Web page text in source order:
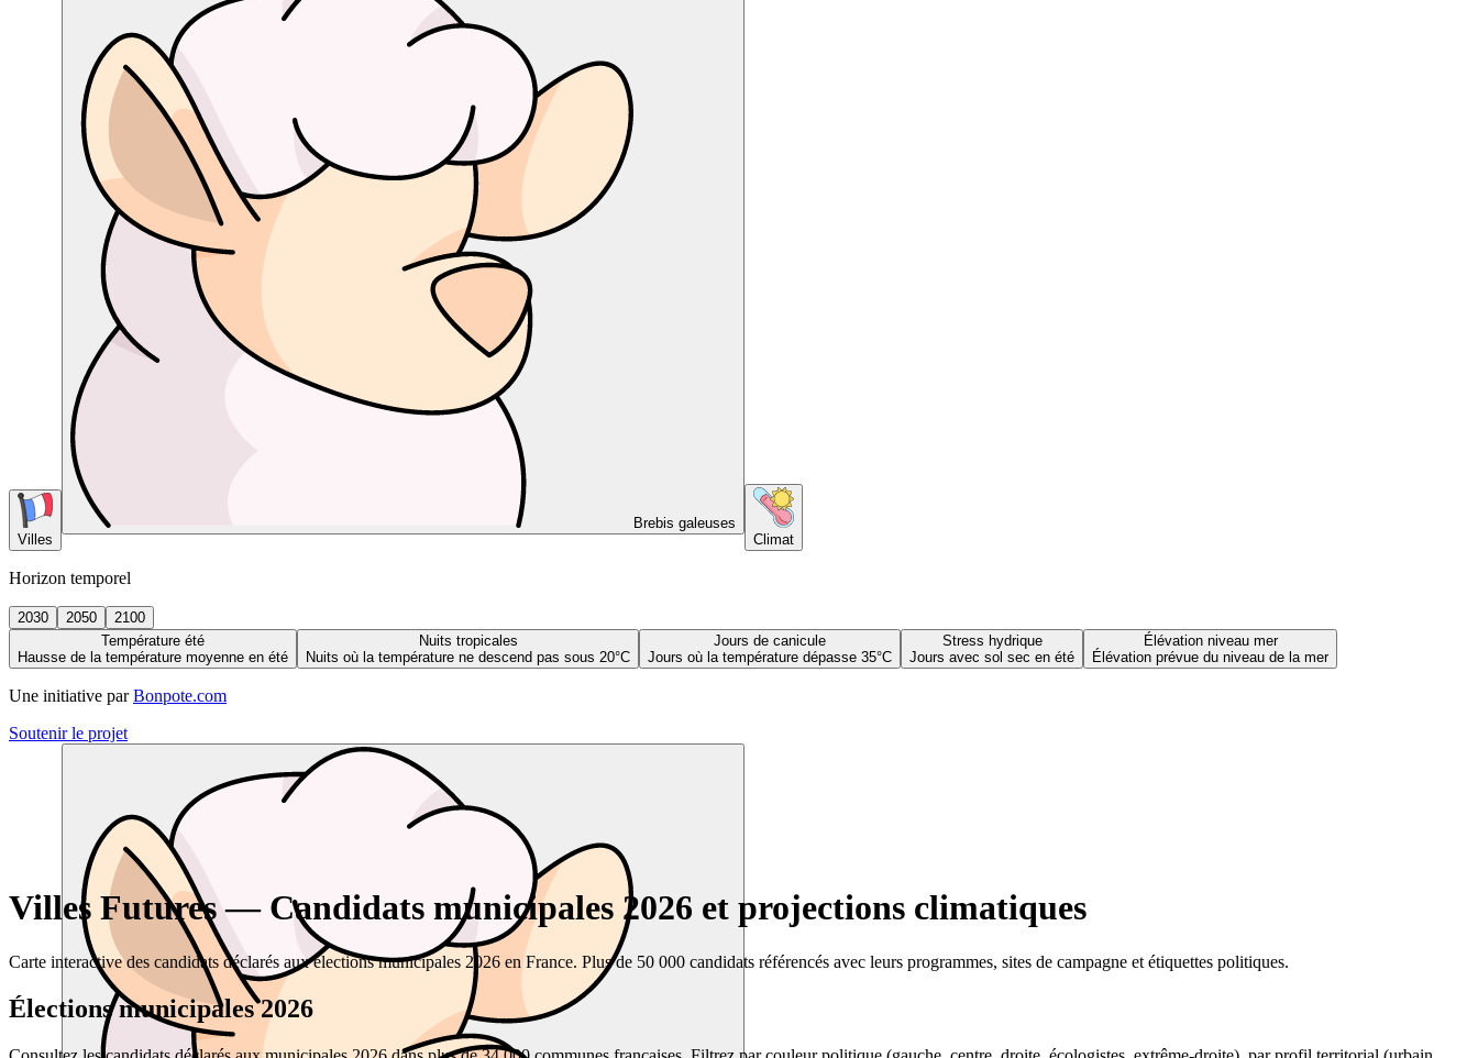
Villes
Brebis galeuses
Climat
Horizon temporel
2030 2050
2100
Température été
Hausse de la température moyenne en été
Nuits tropicales
Nuits où la température ne descend pas sous 20°C
Jours de canicule
Jours où la température dépasse 35°C
Stress hydrique
Jours avec sol sec en été
Élévation niveau mer
Élévation prévue du niveau de la mer
Une initiative par Bonpote.com
Soutenir le projet
Villes Futures — Candidats municipales 2026 et projections climatiques
Carte interactive des candidats déclarés aux élections municipales 2026 en France. Plus de 50 000 candidats référencés avec leurs programmes, sites de campagne et étiquettes politiques.
Élections municipales 2026